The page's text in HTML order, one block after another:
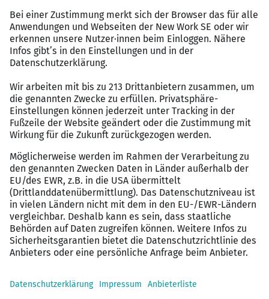
Strukturierte Einarbeitung und individuelle
Entwicklungsmöglichkeiten
Modern ausgestatteter Arbeitsplatz in Frankfurt
Attraktives Vergütungspaket
Flexible Arbeitszeiten und Möglichkeiten zum
Flache Hierarchien und kurze Entscheidungswege
Kollegiales und wertschätzendes Arbeitsumfeld
Betriebliche Altersvorsorge sowie weitere
attraktive Zusatzleistungen
Qualifizierungsangebote